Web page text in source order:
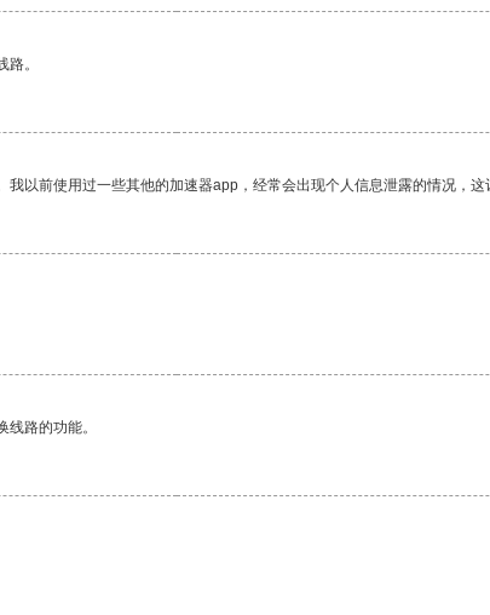
。
以前使用过一些其他的加速器app，经常会出现个人信息泄露的情况，这
路的功能。